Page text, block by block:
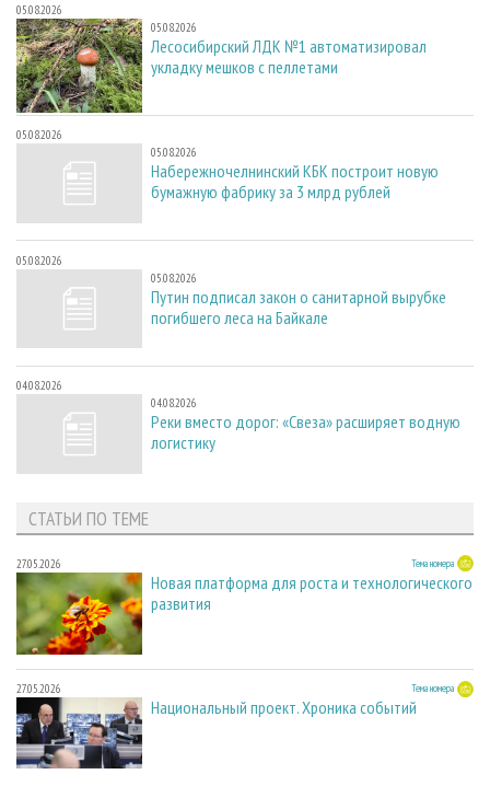
05.08.2026
05.08.2026
Лесосибирский ЛДК №1 автоматизировал
укладку мешков с пеллетами
05.08.2026
05.08.2026
Набережночелнинский КБК построит новую
бумажную фабрику за 3 млрд рублей
05.08.2026
05.08.2026
Путин подписал закон о санитарной вырубке
погибшего леса на Байкале
04.08.2026
04.08.2026
Реки вместо дорог: «Свеза» расширяет водную
логистику
СТАТЬИ ПО ТЕМЕ
27.05.2026 Тема номера
Новая платформа для роста и технологического
развития
27.05.2026 Тема номера
Национальный проект. Хроника событий